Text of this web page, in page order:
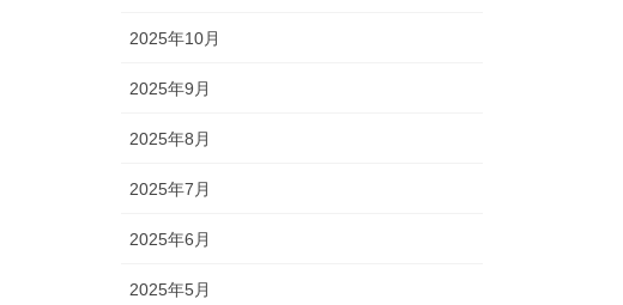
2025年10月
2025年9月
2025年8月
2025年7月
2025年6月
2025年5月